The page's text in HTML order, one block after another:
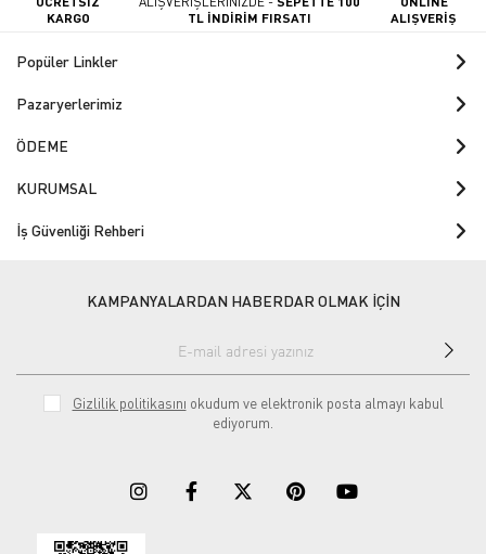
KARGO
TL İNDİRİM FIRSATI
ALIŞVERİŞ
Popüler Linkler
Pazaryerlerimiz
ÖDEME
KURUMSAL
İş Güvenliği Rehberi
KAMPANYALARDAN HABERDAR OLMAK İÇİN
Gizlilik politikasını okudum ve elektronik posta almayı kabul
ediyorum.